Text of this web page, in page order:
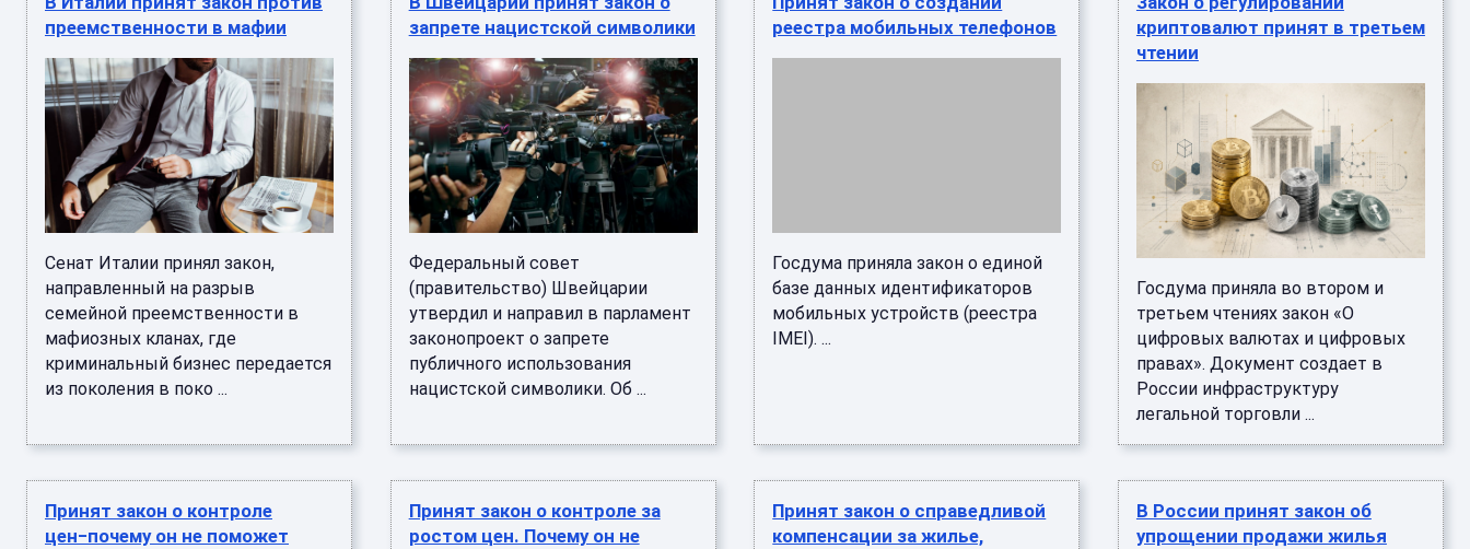
преемственности в мафии
Сенат Италии принял закон,
направленный на разрыв
семейной преемственности в
мафиозных кланах, где
криминальный бизнес передается
из поколения в поко ...
запрете нацистской символики
Федеральный совет
(правительство) Швейцарии
утвердил и направил в парламент
законопроект о запрете
публичного использования
нацистской символики. Об ...
реестра мобильных телефонов
Госдума приняла закон о единой
базе данных идентификаторов
мобильных устройств (реестра
IMEI). ...
криптовалют принят в третьем
чтении
Госдума приняла во втором и
третьем чтениях закон «О
цифровых валютах и цифровых
правах». Документ создает в
России инфраструктуру
легальной торговли ...
Принят закон о контроле
цен−почему он не поможет
Принят закон о контроле за
ростом цен. Почему он не
Принят закон о справедливой
компенсации за жилье,
В России принят закон об
упрощении продажи жилья